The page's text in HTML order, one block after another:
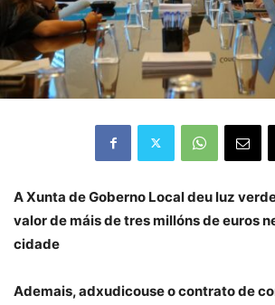
A Xunta de Goberno Local deu luz
valor de máis de tres millóns de euros
cidade
Ademais, adxudicouse o contrato de